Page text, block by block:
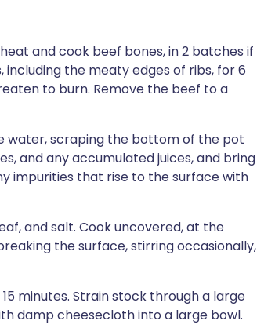
and cook beef bones, in 2 batches if
including the meaty edges of ribs, for 6
to burn. Remove the beef to a
water, scraping the bottom of the pot
and any accumulated juices, and bring
impurities that rise to the surface with
and salt. Cook uncovered, at the
the surface, stirring occasionally,
minutes. Strain stock through a large
damp cheesecloth into a large bowl.